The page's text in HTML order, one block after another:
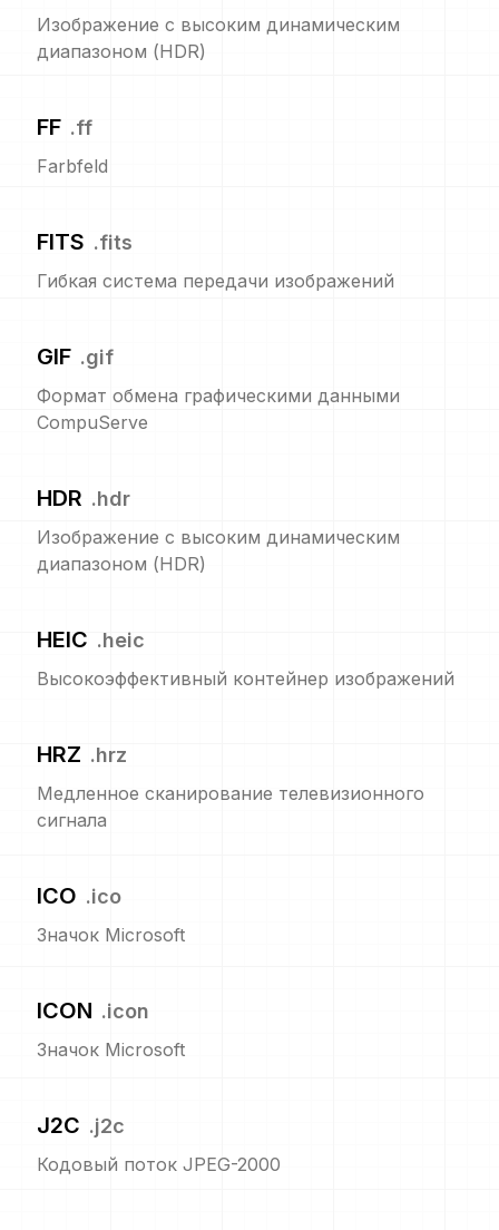
Изображение с высоким динамическим
диапазоном (HDR)
FF .ff
Farbfeld
FITS .fits
Гибкая система передачи изображений
GIF .gif
Формат обмена графическими данными
CompuServe
HDR .hdr
Изображение с высоким динамическим
диапазоном (HDR)
HEIC .heic
Высокоэффективный контейнер изображений
HRZ .hrz
Медленное сканирование телевизионного
сигнала
ICO .ico
Значок Microsoft
ICON .icon
Значок Microsoft
J2C .j2c
Кодовый поток JPEG-2000